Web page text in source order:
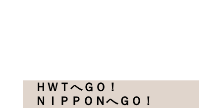
ＨＷＴへＧＯ！
ＮＩＰＰＯＮへＧＯ！